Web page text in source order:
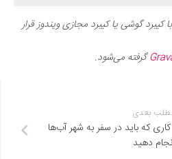
گوشی یا کیبرد مجازی ویندوز قرار
گرفته می‌شود.
بعدی
راهنمای محلی ونیز: 10 کاری که باید در سفر به شهر آب‌ها
دهید